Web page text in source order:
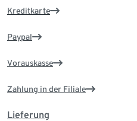
Kreditkarte
Paypal
Vorauskasse
Zahlung in der Filiale
Lieferung